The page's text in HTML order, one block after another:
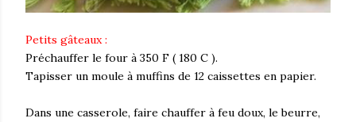
Petits gâteaux :
Préchauffer le four à 350 F ( 180 C ).
Tapisser un moule à muffins de 12 caissettes en papier.
Dans une casserole, faire chauffer à feu doux, le beurre,